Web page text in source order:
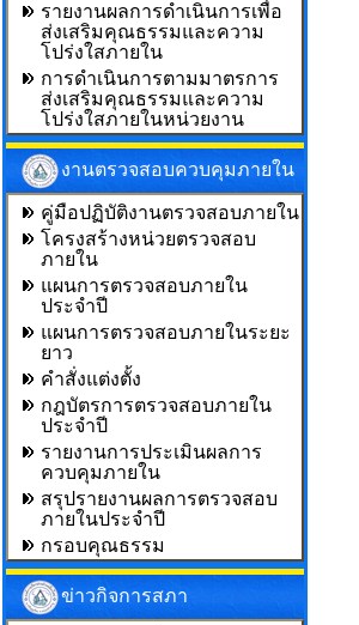
รายงานผลการดำเนินการเพื่อ
ส่งเสริมคุณธรรมและความ
โปร่งใสภายใน
การดำเนินการตามมาตรการ
ส่งเสริมคุณธรรมและความ
โปร่งใสภายในหน่วยงาน
งานตรวจสอบควบคุมภายใน
คู่มือปฏิบัติงานตรวจสอบภายใน
โครงสร้างหน่วยตรวจสอบ
ภายใน
แผนการตรวจสอบภายใน
ประจำปี
แผนการตรวจสอบภายในระยะ
ยาว
คำสั่งแต่งตั้ง
กฎบัตรการตรวจสอบภายใน
ประจำปี
รายงานการประเมินผลการ
ควบคุมภายใน
สรุปรายงานผลการตรวจสอบ
ภายในประจำปี
กรอบคุณธรรม
ข่าวกิจการสภา